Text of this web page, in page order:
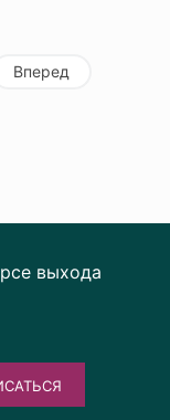
Вперед
выхода